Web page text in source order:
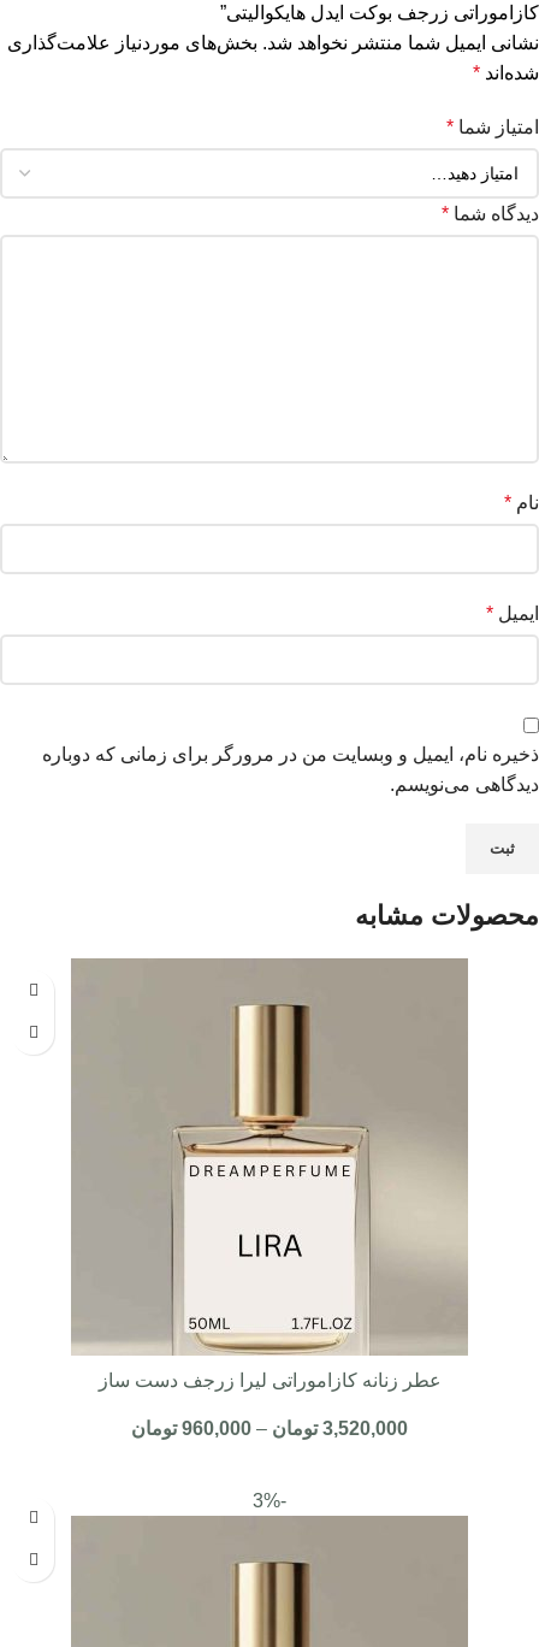
کازاموراتی زرجف بوکت ایدل هایکوالیتی”
نشانی ایمیل شما منتشر نخواهد شد. بخش‌های موردنیاز علامت‌گذاری
شده‌اند *
امتیاز شما *
دیدگاه شما *
نام *
ایمیل *
ذخیره نام، ایمیل و وبسایت من در مرورگر برای زمانی که دوباره
دیدگاهی می‌نویسم.
محصولات مشابه
عطر زنانه کازاموراتی لیرا زرجف دست ساز
3,520,000 تومان –
960,000 تومان
-3%